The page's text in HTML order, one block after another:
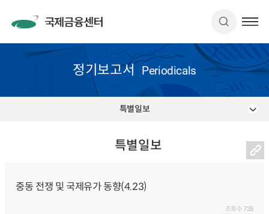
정기보고서 Periodicals
특별일보
특별일보
중동 전쟁 및 국제유가 동향(4.23)
조회수 728